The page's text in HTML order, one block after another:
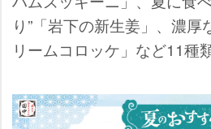
り”「岩下の新生姜」、濃厚
リームコロッケ」など11種